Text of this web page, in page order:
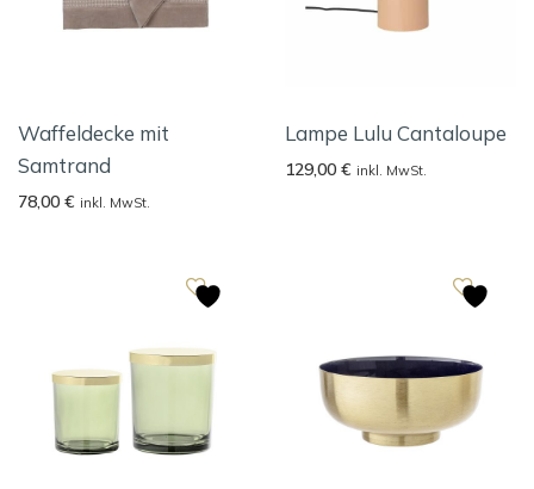
Waffeldecke mit
Samtrand
78,00 € inkl. MwSt.
Lampe Lulu Cantaloupe
129,00 € inkl. MwSt.